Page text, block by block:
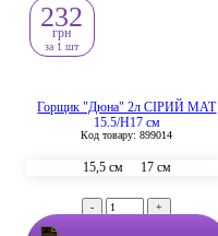
Горщик "Дюна" 2л СІРИЙ МАТ
15,5/Н17 см
Код товару: 899014
15,5 см 17 см
232
грн
за 1 шт
- +